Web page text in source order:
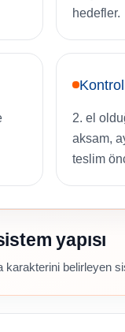
hedefler.
2. el
aksam,
teslim
yapısı
belirleyen